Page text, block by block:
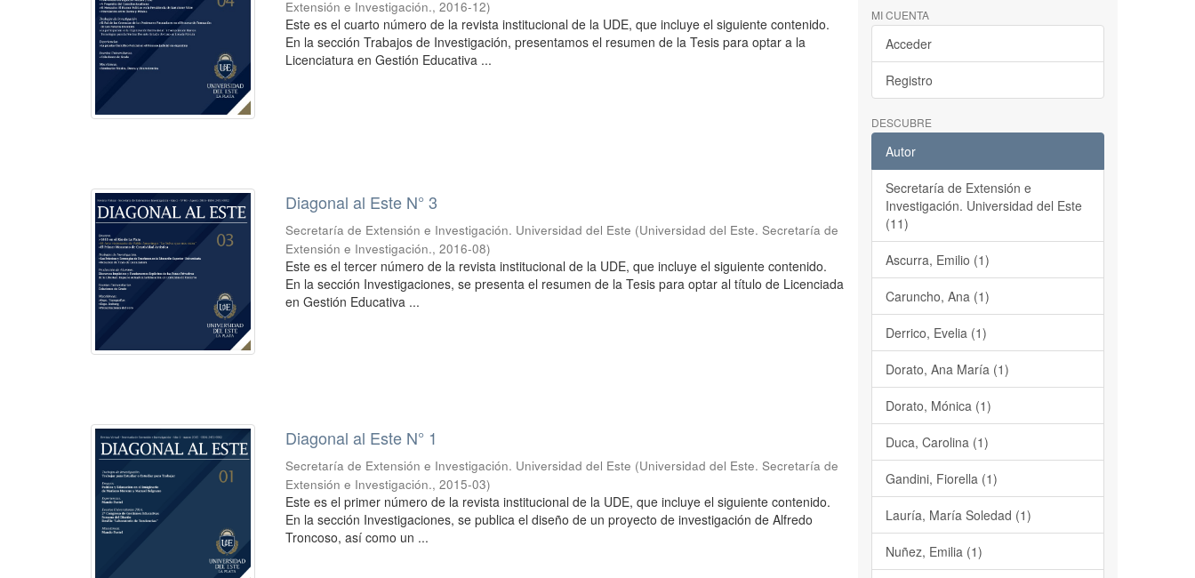
Extensión e Investigación.,2016-12)
Este es el cuarto número de la revista institucional de la UDE, que incluye el siguiente contenido.
En la sección Trabajos de Investigación, presentamos el resumen de la Tesis para optar a la
Licenciatura en Gestión Educativa ...
Diagonal al Este N° 3
Secretaría de Extensión e Investigación. Universidad del Este (Universidad del Este. Secretaría de
Extensión e Investigación.,2016-08)
Este es el tercer número de la revista institucional de la UDE, que incluye el siguiente contenido.
En la sección Investigaciones, se presenta el resumen de la Tesis para optar al título de Licenciada
en Gestión Educativa ...
Diagonal al Este N° 1
Secretaría de Extensión e Investigación. Universidad del Este (Universidad del Este. Secretaría de
Extensión e Investigación.,2015-03)
Este es el primer número de la revista institucional de la UDE, que incluye el siguiente contenido.
En la sección Investigaciones, se publica el diseño de un proyecto de investigación de Alfredo
Troncoso, así como un ...
MI CUENTA
Acceder
Registro
DESCUBRE
Autor
Secretaría de Extensión e
Investigación. Universidad del Este
(11)
Ascurra, Emilio (1)
Caruncho, Ana (1)
Derrico, Evelia (1)
Dorato, Ana María (1)
Dorato, Mónica (1)
Duca, Carolina (1)
Gandini, Fiorella (1)
Lauría, María Soledad (1)
Nuñez, Emilia (1)